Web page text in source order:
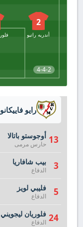
4-4-2
2
أندريه راتيو
رايو فاييكانو
13 أوجوستو باتالا
حارس مرمى
3 بيب شافاريا
الدفاع
5 فليبي لويز
الدفاع
24 فلوريان ليجويني
الدفاع